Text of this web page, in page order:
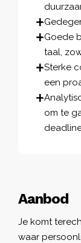
Aanbod
Je komt
waar
Goede
taal,
Sterke
een
om te